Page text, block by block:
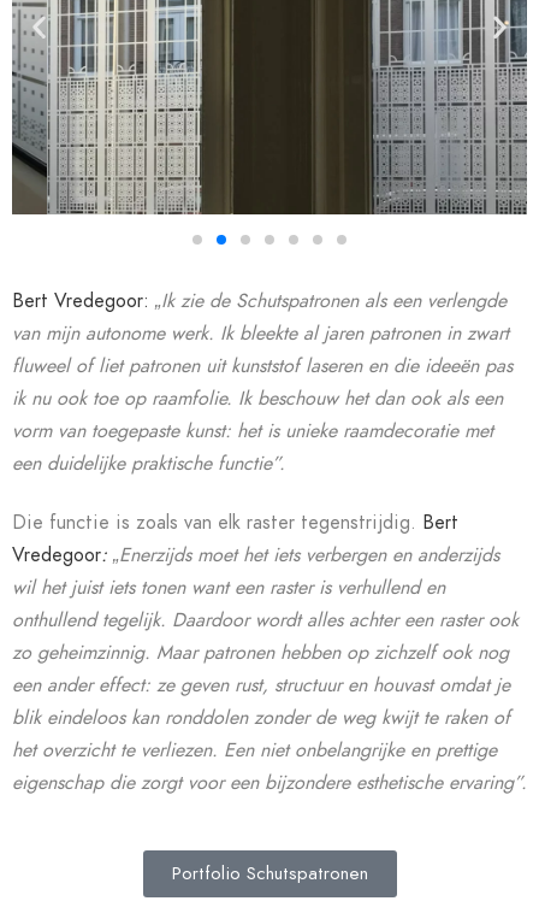
Bert Vredegoor: „Ik zie de Schutspatronen als een verlengde
van mijn autonome werk. Ik bleekte al jaren patronen in zwart
fluweel of liet patronen uit kunststof laseren en die ideeën pas
ik nu ook toe op raamfolie. Ik beschouw het dan ook als een
vorm van toegepaste kunst: het is unieke raamdecoratie met
een duidelijke praktische functie”.
Die functie is zoals van elk raster tegenstrijdig. Bert
Vredegoor: „Enerzijds moet het iets verbergen en anderzijds
wil het juist iets tonen want een raster is verhullend en
onthullend tegelijk. Daardoor wordt alles achter een raster ook
zo geheimzinnig. Maar patronen hebben op zichzelf ook nog
een ander effect: ze geven rust, structuur en houvast omdat je
blik eindeloos kan ronddolen zonder de weg kwijt te raken of
het overzicht te verliezen. Een niet onbelangrijke en prettige
eigenschap die zorgt voor een bijzondere esthetische ervaring”.
Portfolio Schutspatronen